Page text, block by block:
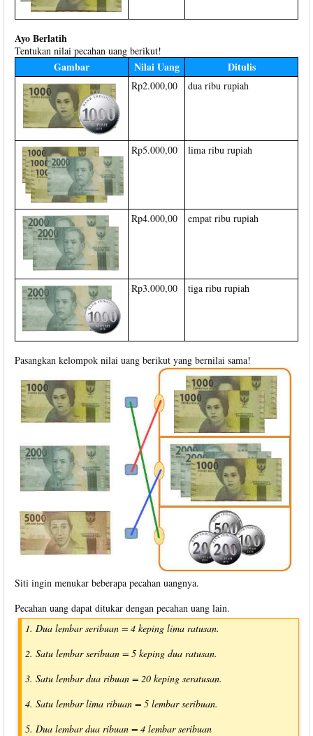
Ayo Berlatih
Tentukan nilai pecahan uang berikut!
Gambar Nilai Uang Ditulis
Rp2.000,00 dua ribu rupiah
Rp5.000,00 lima ribu rupiah
Rp4.000,00 empat ribu rupiah
Rp3.000,00 tiga ribu rupiah
Pasangkan kelompok nilai uang berikut yang bernilai sama!
Siti ingin menukar beberapa pecahan uangnya.
Pecahan uang dapat ditukar dengan pecahan uang lain.
1. Dua lembar seribuan = 4 keping lima ratusan.
2. Satu lembar seribuan = 5 keping dua ratusan.
3. Satu lembar dua ribuan = 20 keping seratusan.
4. Satu lembar lima ribuan = 5 lembar seribuan.
5. Dua lembar dua ribuan = 4 lembar seribuan